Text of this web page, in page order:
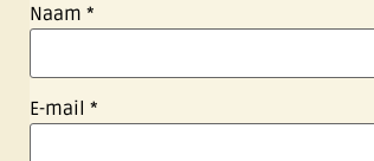
Naam *
E-mail *